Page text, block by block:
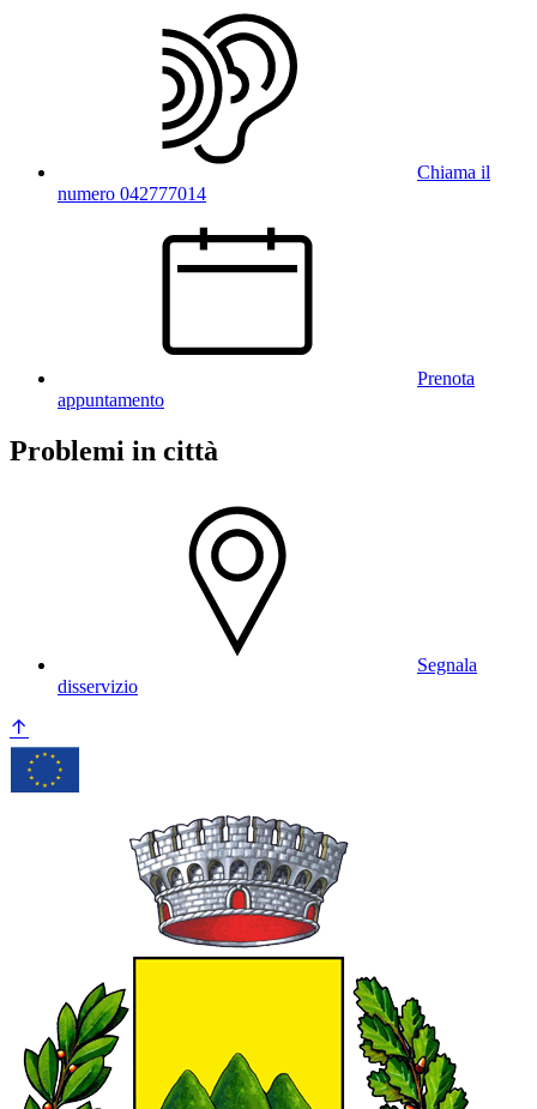
Chiama il
numero 042777014
Prenota
appuntamento
Problemi in città
Segnala
disservizio